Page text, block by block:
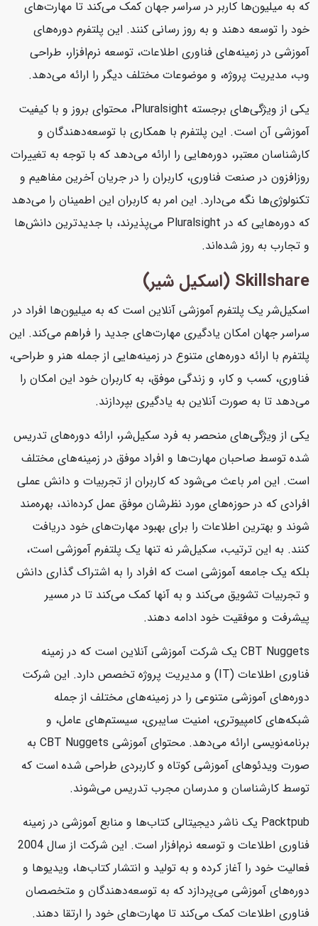
که به میلیون‌ها کاربر در سراسر جهان کمک می‌کند تا مهارت‌های
خود را توسعه دهند و به روز رسانی کنند. این پلتفرم دوره‌های
آموزشی در زمینه‌های فناوری اطلاعات، توسعه نرم‌افزار، طراحی
وب، مدیریت پروژه، و موضوعات مختلف دیگر را ارائه می‌دهد.
یکی از ویژگی‌های برجسته Pluralsight، محتوای بروز و با کیفیت
آموزشی آن است. این پلتفرم با همکاری با توسعه‌دهندگان و
کارشناسان معتبر، دوره‌هایی را ارائه می‌دهد که با توجه به تغییرات
روزافزون در صنعت فناوری، کاربران را در جریان آخرین مفاهیم و
تکنولوژی‌ها نگه می‌دارد. این امر به کاربران این اطمینان را می‌دهد
که دوره‌هایی که در Pluralsight می‌پذیرند، با جدیدترین دانش‌ها
و تجارب به روز شده‌اند.
Skillshare (اسکیل شیر)
اسکیل‌شر یک پلتفرم آموزشی آنلاین است که به میلیون‌ها افراد در
سراسر جهان امکان یادگیری مهارت‌های جدید را فراهم می‌کند. این
پلتفرم با ارائه دوره‌های متنوع در زمینه‌هایی از جمله هنر و طراحی،
فناوری، کسب و کار، و زندگی موفق، به کاربران خود این امکان را
می‌دهد تا به صورت آنلاین به یادگیری بپردازند.
یکی از ویژگی‌های منحصر به فرد سکیل‌شر، ارائه دوره‌های تدریس
شده توسط صاحبان مهارت‌ها و افراد موفق در زمینه‌های مختلف
است. این امر باعث می‌شود که کاربران از تجربیات و دانش عملی
افرادی که در حوزه‌های مورد نظرشان موفق عمل کرده‌اند، بهره‌مند
شوند و بهترین اطلاعات را برای بهبود مهارت‌های خود دریافت
کنند. به این ترتیب، سکیل‌شر نه تنها یک پلتفرم آموزشی است،
بلکه یک جامعه آموزشی است که افراد را به اشتراک گذاری دانش
و تجربیات تشویق می‌کند و به آنها کمک می‌کند تا در مسیر
پیشرفت و موفقیت خود ادامه دهند.
CBT Nuggets یک شرکت آموزشی آنلاین است که در زمینه
فناوری اطلاعات (IT) و مدیریت پروژه تخصص دارد. این شرکت
دوره‌های آموزشی متنوعی را در زمینه‌های مختلف از جمله
شبکه‌های کامپیوتری، امنیت سایبری، سیستم‌های عامل، و
برنامه‌نویسی ارائه می‌دهد. محتوای آموزشی CBT Nuggets به
صورت ویدئوهای آموزشی کوتاه و کاربردی طراحی شده است که
توسط کارشناسان و مدرسان مجرب تدریس می‌شوند.
Packtpub یک ناشر دیجیتالی کتاب‌ها و منابع آموزشی در زمینه
فناوری اطلاعات و توسعه نرم‌افزار است. این شرکت از سال 2004
فعالیت خود را آغاز کرده و به تولید و انتشار کتاب‌ها، ویدیوها و
دوره‌های آموزشی می‌پردازد که به توسعه‌دهندگان و متخصصان
فناوری اطلاعات کمک می‌کند تا مهارت‌های خود را ارتقا دهند.